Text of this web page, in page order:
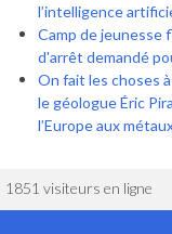
l’intelligence
Camp de jeunesse
d'arrêt demandé
On fait les choses à
le géologue Éric
l’Europe aux
1851 visiteurs en ligne